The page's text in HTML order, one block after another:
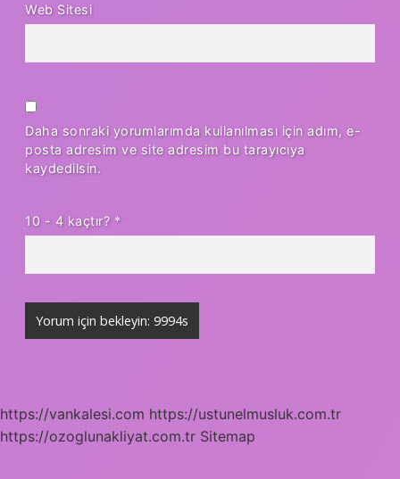
Web Sitesi
Daha sonraki yorumlarımda kullanılması için adım, e-
posta adresim ve site adresim bu tarayıcıya
kaydedilsin.
10 - 4 kaçtır? *
https://vankalesi.com https://ustunelmusluk.com.tr
https://ozoglunakliyat.com.tr Sitemap